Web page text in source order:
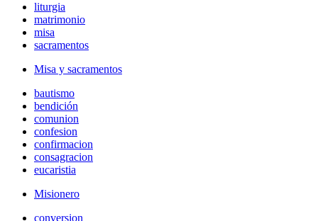
liturgia
matrimonio
misa
sacramentos
Misa y sacramentos
bautismo
bendición
comunion
confesion
confirmacion
consagracion
eucaristia
Misionero
conversion